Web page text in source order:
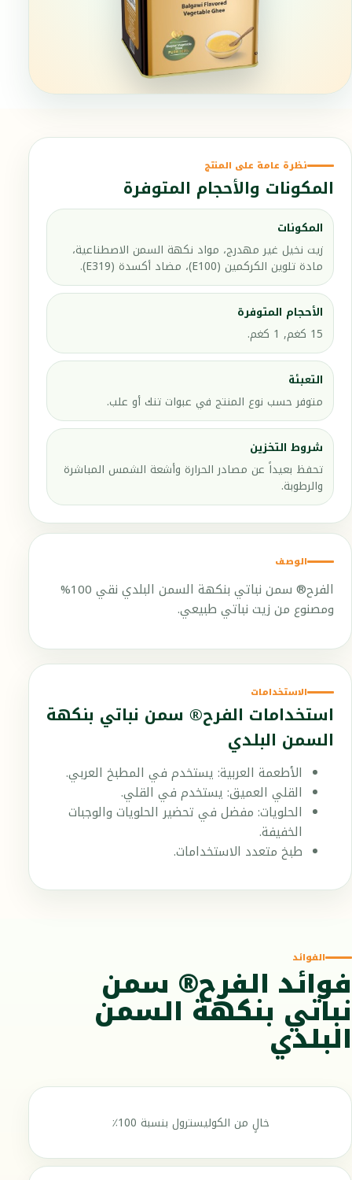
نظرة عامة على المنتج
المكونات والأحجام المتوفرة
المكونات
زيت نخيل غير مهدرج، مواد نكهة السمن الاصطناعية،
مادة تلوين الكركمين (E100)، مضاد أكسدة (E319).
الأحجام المتوفرة
15 كغم, 1 كغم.
التعبئة
متوفر حسب نوع المنتج في عبوات تنك أو علب.
شروط التخزين
تحفظ بعيداً عن مصادر الحرارة وأشعة الشمس المباشرة
والرطوبة.
الوصف
الفرح® سمن نباتي بنكهة السمن البلدي نقي 100%
ومصنوع من زيت نباتي طبيعي.
الاستخدامات
استخدامات الفرح® سمن نباتي بنكهة
السمن البلدي
الأطعمة العربية: يستخدم في المطبخ العربي.
القلي العميق: يستخدم في القلي.
الحلويات: مفضل في تحضير الحلويات والوجبات
الخفيفة.
طبخ متعدد الاستخدامات.
الفوائد
فوائد الفرح® سمن
نباتي بنكهة السمن
البلدي
خالٍ من الكوليسترول بنسبة 100٪